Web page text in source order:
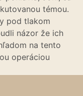
témou.
pod tlakom
názor že ich
na tento
operáciou